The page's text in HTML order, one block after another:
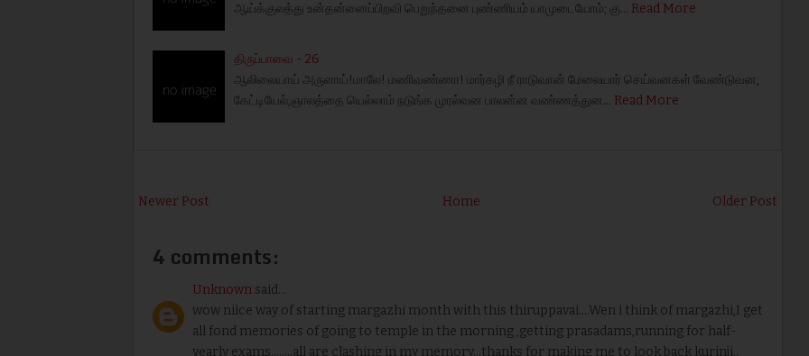
ஆய்க்குலத்து உன்தன்னைப்பிறவி பெறுந்தனை புண்ணியம் யாமுடையோம்; கு… Read More
திருப்பாவை - 26
ஆலிலையாய் அருளாய்!மாலே! மணிவண்ணா! மார்கழி நீ ராடுவான் மேலையார் செய்வனகள் வேண்டுவன,
கேட்டியேல்,ஞாலத்தை யெல்லாம் நடுங்க முரல்வன பாலன்ன வண்ணத்துன… Read More
Newer Post Older Post
Home
4 comments:
Unknown said...
wow niice way of starting margazhi month with this thiruppavai....Wen i think of margazhi,I get
all fond memories of going to temple in the morning ,getting prasadams,running for half-
yearly exams........all are clashing in my memory...thanks for making me to look back kurinji..